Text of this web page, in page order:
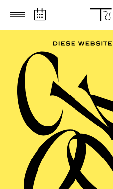
Zum Hauptinhalt springen
MAY
PHILHARMONIE ESSEN
Sunday
02.05.2027
11:00 - 12:00